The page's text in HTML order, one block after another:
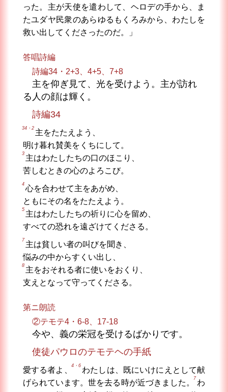
った。主が天使を遣わして、ヘロデの手から、ま
たユダヤ民衆のあらゆるもくろみから、わたしを
救い出してくださったのだ。」
答唱詩編
詩編34・2+3、4+5、7+8
主を仰ぎ見て、光を受けよう。主が訪れ
る人の顔は輝く。
詩編34
34・2
主をたたえよう、
明け暮れ賛美をくちにして。
3
主はわたしたちの口のほこり、
苦しむときの心のよろこび。
4
心を合わせて主をあがめ、
ともにその名をたたえよう。
5
主はわたしたちの祈りに心を留め、
すべての恐れを遠ざけてくださる。
7
主は貧しい者の叫びを聞き、
悩みの中からすくい出し、
8
主をおそれる者に使いをおくり、
支えとなって守ってくださる。
第ニ朗読
②テモテ4・6-8、17-18
今や、義の栄冠を受けるばかりです。
使徒パウロのテモテヘの手紙
愛する者よ、
4・6
わたしは、既にいけにえとして献
げられています。世を去る時が近づきました。
7
わ